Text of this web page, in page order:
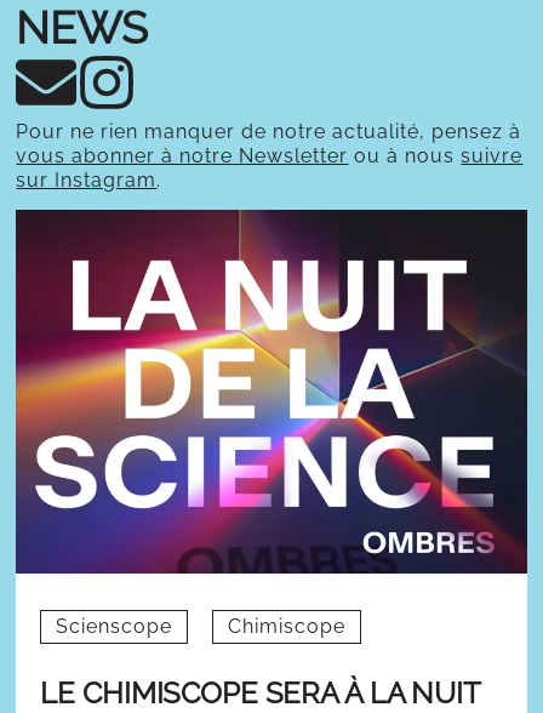
NEWS
Pour ne rien manquer de notre actualité, pensez à
vous abonner à notre Newsletter ou à noussuivre
sur Instagram.
Scienscope Chimiscope
LE CHIMISCOPE SERA À LA NUIT